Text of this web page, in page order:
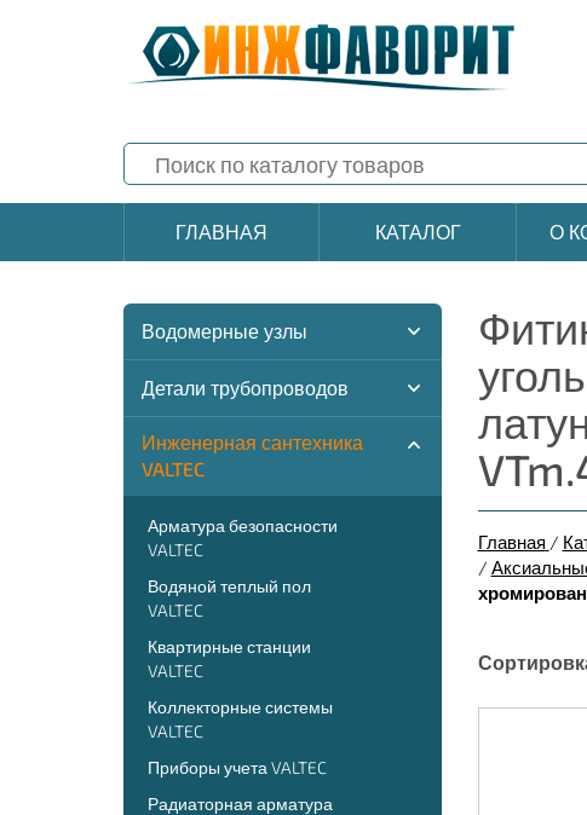
ГЛАВНАЯ КАТАЛОГ О
Водомерные узлы
Детали трубопроводов
Инженерная сантехника
VALTEC
Арматура безопасности
VALTEC
Водяной теплый пол
VALTEC
Квартирные станции
VALTEC
Коллекторные системы
VALTEC
Приборы учета VALTEC
Радиаторная арматура
Главная /
/